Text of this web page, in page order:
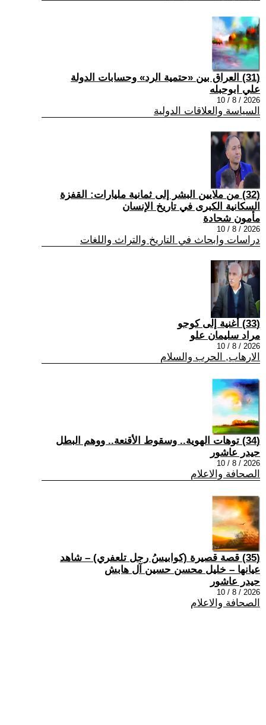
(31) العراق بين «حتمية الرد» وحسابات الدولة
علي ابوحبله
2026 / 8 / 10
السياسة والعلاقات الدولية
(32) من ملايين البشر إلى ثمانية مليارات: القفزة
السكانية الكبرى في تاريخ الإنسان
مأمون شحادة
2026 / 8 / 10
دراسات وابحاث في التاريخ والتراث واللغات
(33) أُغنية إلى كوجو
مراد سليمان علو
2026 / 8 / 10
الارهاب, الحرب والسلام
(34) توهات الهوية.. وسقوط الأقنعة.. ووهم البطل
حيدر عاشور
2026 / 8 / 10
الصحافة والاعلام
(35) قصة قصيرة (كوابيسُ رجل تلعفري) – شاهد
عيانها – خليل محسن حسين آل هابش
حيدر عاشور
2026 / 8 / 10
الصحافة والاعلام